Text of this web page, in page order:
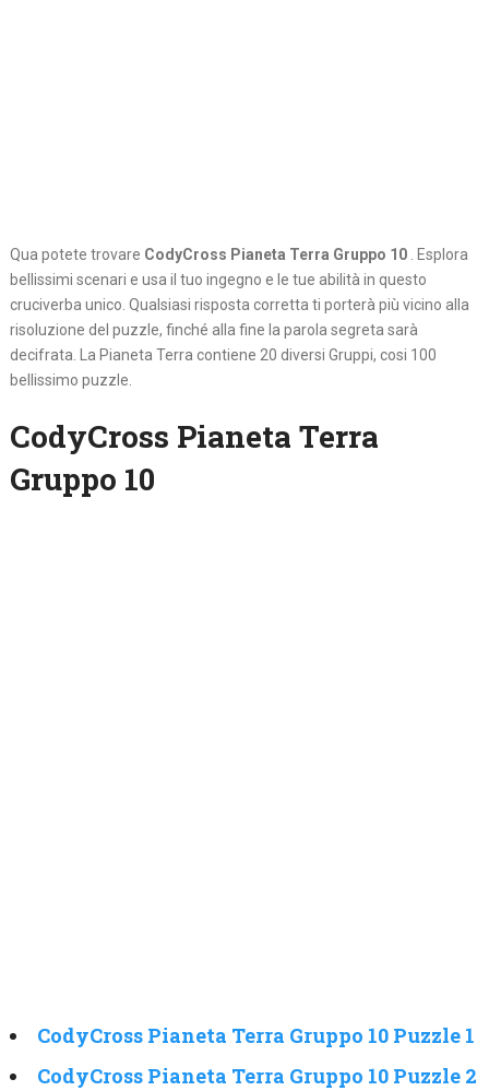
Qua potete trovare CodyCross Pianeta Terra Gruppo 10 . Esplora
bellissimi scenari e usa il tuo ingegno e le tue abilità in questo
cruciverba unico. Qualsiasi risposta corretta ti porterà più vicino alla
risoluzione del puzzle, finché alla fine la parola segreta sarà
decifrata. La Pianeta Terra contiene 20 diversi Gruppi, cosi 100
bellissimo puzzle.
CodyCross Pianeta Terra
Gruppo 10
CodyCross Pianeta Terra Gruppo 10 Puzzle 1
CodyCross Pianeta Terra Gruppo 10 Puzzle 2